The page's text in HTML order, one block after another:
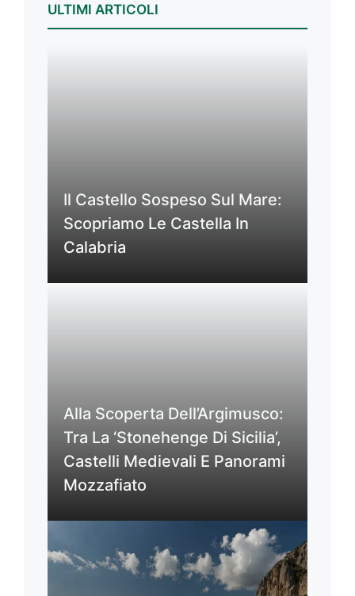
ULTIMI ARTICOLI
Il Castello Sospeso Sul Mare:
Scopriamo Le Castella In
Calabria
Alla Scoperta Dell’Argimusco:
Tra La ‘Stonehenge Di Sicilia’,
Castelli Medievali E Panorami
Mozzafiato